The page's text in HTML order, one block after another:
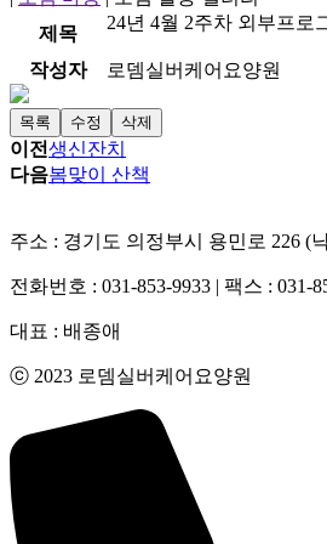
제목
24년 4월 2주차 외부프로
작성자
로뎀실버케어요양원
목록 수정 삭제
이전생신잔치
다음봄맞이 산책
주소 : 경기도 의정부시 용민로 226 (
전화번호 : 031-853-9933 | 팩스 : 031-
대표 : 배종애
ⓒ 2023 로뎀실버케어요양원